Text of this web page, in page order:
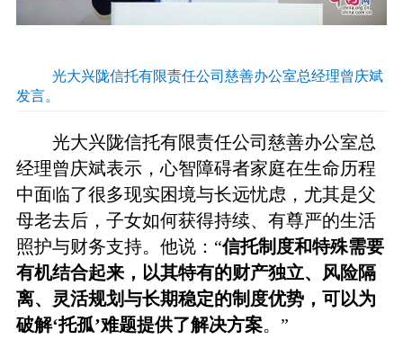
光大兴陇信托有限责任公司慈善办公室总经理曾庆斌
发言。
光大兴陇信托有限责任公司慈善办公室总
经理曾庆斌表示，心智障碍者家庭在生命历程
中面临了很多现实困境与长远忧虑，尤其是父
母老去后，子女如何获得持续、有尊严的生活
照护与财务支持。他说：“信托制度和特殊需要
有机结合起来，以其特有的财产独立、风险隔
离、灵活规划与长期稳定的制度优势，可以为
破解‘托孤’难题提供了解决方案。”